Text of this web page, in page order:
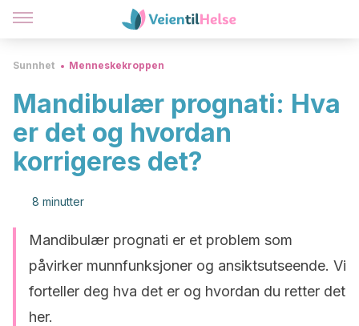
Sunnhet Menneskekroppen
Mandibulær prognati: Hva
er det og hvordan
korrigeres det?
8 minutter
Mandibulær prognati er et problem som
påvirker munnfunksjoner og ansiktsutseende. Vi
forteller deg hva det er og hvordan du retter det
her.